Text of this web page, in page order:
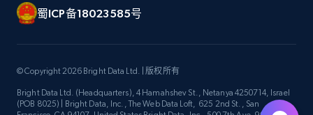
蜀ICP备18023585号
© Copyright 2026 Bright Data Ltd. | 版权所有
Bright Data Ltd. (Headquarters), 4 Hamahshev St., Netanya 4250714, Israel
(POB 8025) | Bright Data, Inc., The Web Data Loft, 625 2nd St., San